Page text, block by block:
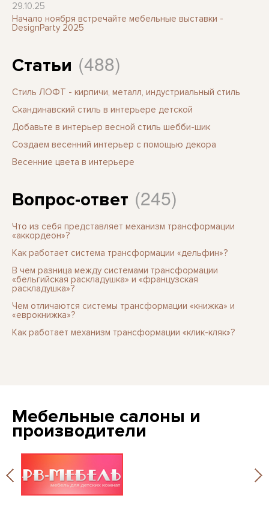
29.10.25
Начало ноября встречайте мебельные выставки -
DesignParty 2025
Статьи (488)
Стиль ЛОФТ - кирпичи, металл, индустриальный стиль
Скандинавский стиль в интерьере детской
Добавьте в интерьер весной стиль шебби-шик
Создаем весенний интерьер с помощью декора
Весенние цвета в интерьере
Вопрос-ответ (245)
Что из себя представляет механизм трансформации
«аккордеон»?
Как работает система трансформации «дельфин»?
В чем разница между системами трансформации
«бельгийская раскладушка» и «французская
раскладушка»?
Чем отличаются системы трансформации «книжка» и
«еврокнижка»?
Как работает механизм трансформации «клик-кляк»?
Мебельные салоны и
производители